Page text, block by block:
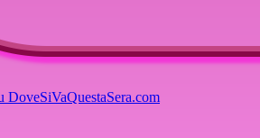
DoveSiVaQuestaSera.com